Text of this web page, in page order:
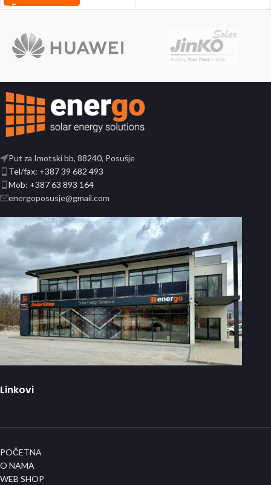
Put za Imotski bb, 88240, Posušje
Tel/fax: +387 39 682 493
Mob: +387 63 893 164
energoposusje@gmail.com
Linkovi
POČETNA
O NAMA
WEB SHOP